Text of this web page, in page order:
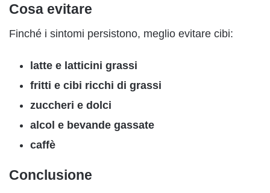
Cosa evitare
Finché i sintomi persistono, meglio evitare cibi:
latte e latticini grassi
fritti e cibi ricchi di grassi
zuccheri e dolci
alcol e bevande gassate
caffè
Conclusione